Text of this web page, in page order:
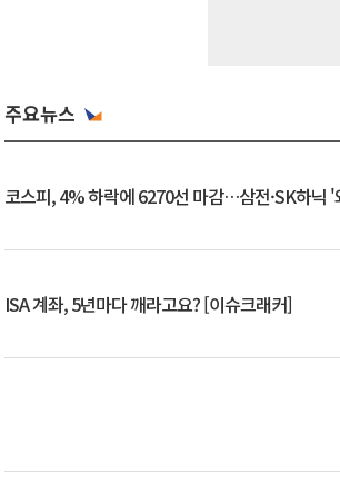
주요뉴스
코스피, 4% 하락에 6270선 마감…삼전·SK하닉
ISA 계좌, 5년마다 깨라고요? [이슈크래커]